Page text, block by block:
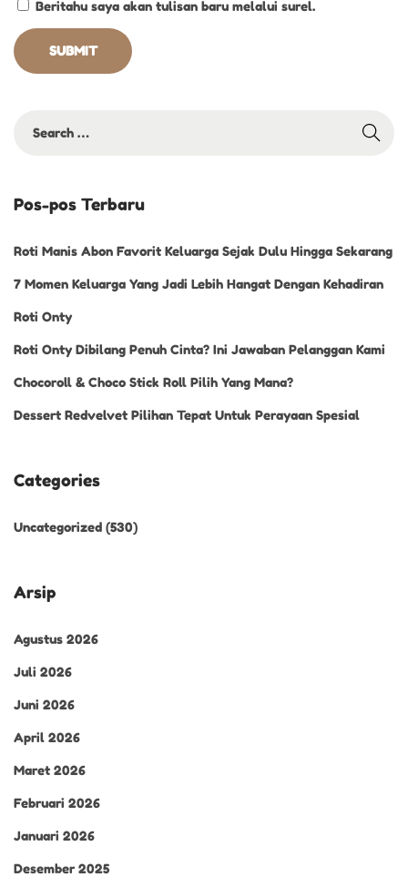
Beritahu saya akan tulisan baru melalui surel.
Pos-pos Terbaru
Roti Manis Abon Favorit Keluarga Sejak Dulu Hingga Sekarang
7 Momen Keluarga Yang Jadi Lebih Hangat Dengan Kehadiran
Roti Onty
Roti Onty Dibilang Penuh Cinta? Ini Jawaban Pelanggan Kami
Chocoroll & Choco Stick Roll Pilih Yang Mana?
Dessert Redvelvet Pilihan Tepat Untuk Perayaan Spesial
Categories
Uncategorized (530)
Arsip
Agustus 2026
Juli 2026
Juni 2026
April 2026
Maret 2026
Februari 2026
Januari 2026
Desember 2025